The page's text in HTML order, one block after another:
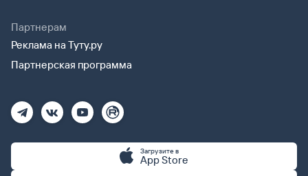
Партнерам
Реклама на Туту.ру
Партнерская программа
Загрузите в
App Store